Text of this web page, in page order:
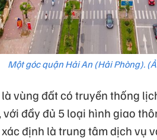
Một góc quận Hải An (Hải Phòng).
là vùng đất có truyền thống
với đầy đủ 5 loại hình giao
định là trung tâm dịch vụ